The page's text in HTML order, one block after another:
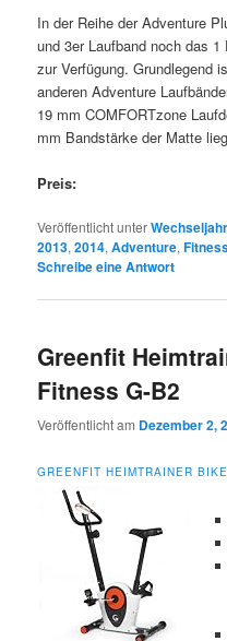
In der Reihe der Adventure
und 3er Laufband noch das
zur Verfügung. Grundlegend
anderen Adventure
19 mm COMFORTzone
mm Bandstärke der Matte
Preis:
Veröffentlicht unter
2013,2014,Adventure,
Schreibe eine Antwort
Greenfit
Fitness G-B2
Veröffentlicht am Dezember 2,
GREENFIT HEIMTRAINER